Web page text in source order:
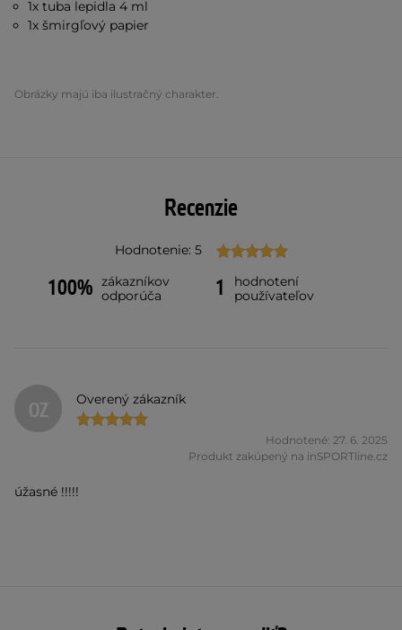
1x tuba lepidla 4 ml
1x šmirgľový papier
Obrázky majú iba ilustračný charakter.
Recenzie
Hodnotenie: 5
100% zákazníkov
odporúča
1
hodnotení
používateľov
OZ Overený zákazník
Hodnotené: 27. 6. 2025
Produkt zakúpený na inSPORTline.cz
úžasné !!!!!